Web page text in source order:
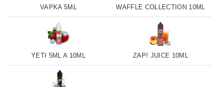
VAPKA 5ML WAFFLE COLLECTION 10ML
YETI 5ML A 10ML ZAP! JUICE 10ML